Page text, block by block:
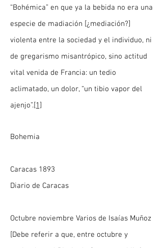
“Bohémica” en que ya la bebida no era una
especie de madiación [¿mediación?]
violenta entre la sociedad y el individuo, ni
de gregarismo misantrópico, sino actitud
vital venida de Francia: un tedio
aclimatado, un dolor, “un tibio vapor del
ajenjo”.[1]
Bohemia
Caracas 1893
Diario de Caracas
Octubre noviembre Varios de Isaías Muñoz
[Debe referir a que, entre octubre y